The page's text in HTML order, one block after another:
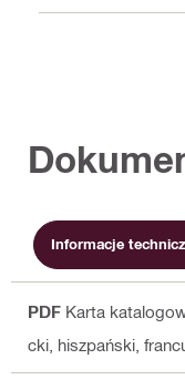
Informacje
PDF Karta
cki, hiszpański,